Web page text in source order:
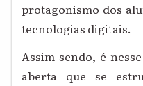
protagonismo dos
tecnologias digitais.
Assim sendo, é
aberta que se